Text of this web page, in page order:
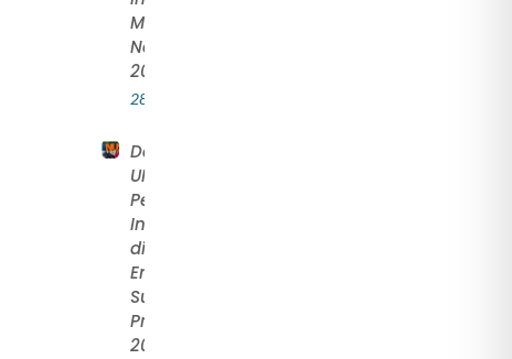
Mahasiswa
Nasional
2026
28 July 2026
Delegasi FT
UNS Raih
Penghargaan
Internasional
di
Enterprise
Summer
Programme
2026